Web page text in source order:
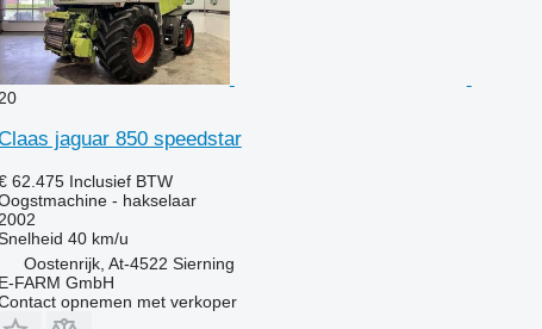
20
jaguar 850 speedstar
62.475 Inclusief BTW
- hakselaar
2002
40 km/u
Oostenrijk, At-4522 Sierning
E-FARM GmbH
opnemen met verkoper